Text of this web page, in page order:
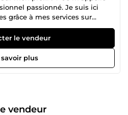
passionné. Je suis ici
grâce à mes services sur
le vendeur
savoir plus
vendeur